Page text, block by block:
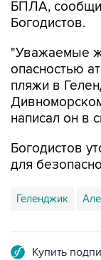
БПЛА,
Богодистов.
"Уважаемые
опасностью
пляжи в
написал он в
Богодистов
для
Геленджик
Купить